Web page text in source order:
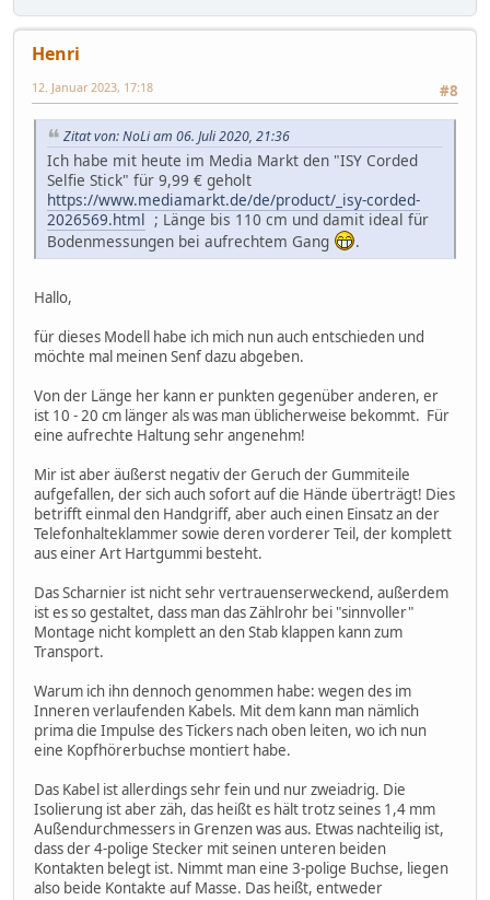
Henri
#8
12. Januar 2023, 17:18
Zitat von: NoLi am 06. Juli 2020, 21:36
Ich habe mit heute im Media Markt den "ISY Corded
Selfie Stick" für 9,99 € geholt
https://www.mediamarkt.de/de/product/_isy-corded-
2026569.html ; Länge bis 110 cm und damit ideal für
Bodenmessungen bei aufrechtem Gang
.
Hallo,
für dieses Modell habe ich mich nun auch entschieden und
möchte mal meinen Senf dazu abgeben.
Von der Länge her kann er punkten gegenüber anderen, er
ist 10 - 20 cm länger als was man üblicherweise bekommt. Für
eine aufrechte Haltung sehr angenehm!
Mir ist aber äußerst negativ der Geruch der Gummiteile
aufgefallen, der sich auch sofort auf die Hände überträgt! Dies
betrifft einmal den Handgriff, aber auch einen Einsatz an der
Telefonhalteklammer sowie deren vorderer Teil, der komplett
aus einer Art Hartgummi besteht.
Das Scharnier ist nicht sehr vertrauenserweckend, außerdem
ist es so gestaltet, dass man das Zählrohr bei "sinnvoller"
Montage nicht komplett an den Stab klappen kann zum
Transport.
Warum ich ihn dennoch genommen habe: wegen des im
Inneren verlaufenden Kabels. Mit dem kann man nämlich
prima die Impulse des Tickers nach oben leiten, wo ich nun
eine Kopfhörerbuchse montiert habe.
Das Kabel ist allerdings sehr fein und nur zweiadrig. Die
Isolierung ist aber zäh, das heißt es hält trotz seines 1,4 mm
Außendurchmessers in Grenzen was aus. Etwas nachteilig ist,
dass der 4-polige Stecker mit seinen unteren beiden
Kontakten belegt ist. Nimmt man eine 3-polige Buchse, liegen
also beide Kontakte auf Masse. Das heißt, entweder